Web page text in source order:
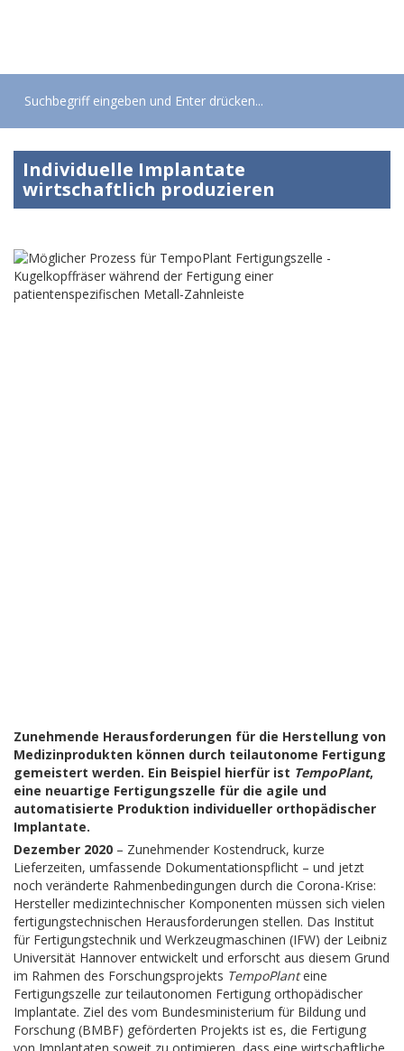
Individuelle Implantate
wirtschaftlich produzieren
Zunehmende Herausforderungen für die Herstellung von
Medizinprodukten können durch teilautonome Fertigung
gemeistert werden. Ein Beispiel hierfür ist TempoPlant,
eine neuartige Fertigungszelle für die agile und
automatisierte Produktion individueller orthopädischer
Implantate.
Dezember 2020 – Zunehmender Kostendruck, kurze
Lieferzeiten, umfassende Dokumentationspflicht – und jetzt
noch veränderte Rahmenbedingungen durch die Corona-Krise:
Hersteller medizintechnischer Komponenten müssen sich vielen
fertigungstechnischen Herausforderungen stellen. Das Institut
für Fertigungstechnik und Werkzeugmaschinen (IFW) der Leibniz
Universität Hannover entwickelt und erforscht aus diesem Grund
im Rahmen des Forschungsprojekts TempoPlanteine
Fertigungszelle zur teilautonomen Fertigung orthopädischer
Implantate. Ziel des vom Bundesministerium für Bildung und
Forschung (BMBF) geförderten Projekts ist es, die Fertigung